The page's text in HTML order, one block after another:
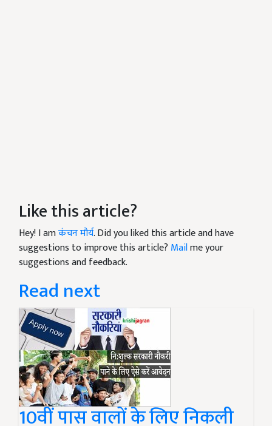
Like this article?
Hey! I amकंचन मौर्य. Did you liked this article and have
suggestions to improve this article? Mailme your
suggestions and feedback.
Read next
10वीं पास वालों के लिए निकली